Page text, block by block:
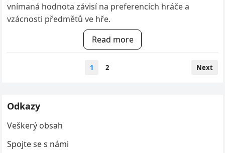
vnímaná hodnota závisí na preferencích hráče a
vzácnosti předmětů ve hře.
Read more
1 2 Next
Odkazy
Veškerý obsah
Spojte se s námi